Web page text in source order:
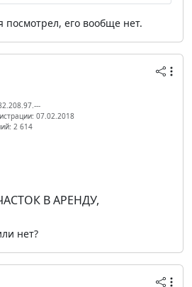
посмотрел, его вообще нет.
07.02.2018
2 614
В АРЕНДУ,
нет?